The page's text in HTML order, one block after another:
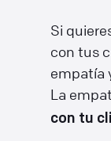
Si
con tus
empatía
La
con tu